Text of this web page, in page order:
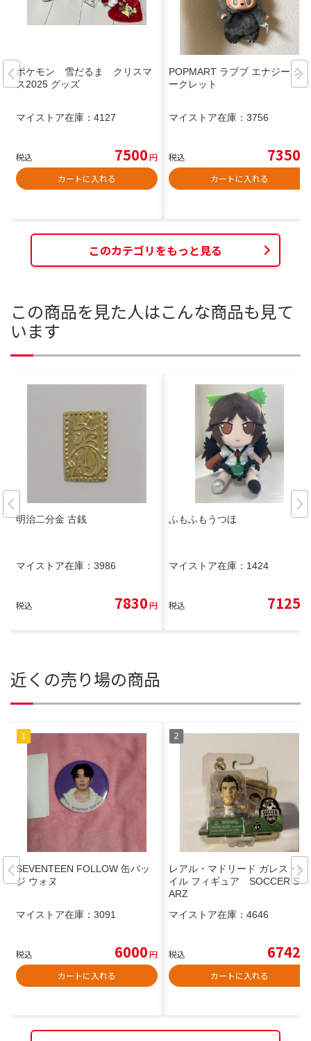
ポケモン 雪だるま クリスマ
ス2025 グッズ
マイストア在庫： 4127
税込 7500円
カートに入れる
POPMART ラブブ エナジー シ
ークレット
マイストア在庫： 3756
税込 7350
カートに入れる
このカテゴリをもっと見る
この商品を見た人はこんな商品も見て
います
明治二分金 古銭
マイストア在庫： 3986
税込 7830円
ふもふもうつほ
マイストア在庫： 1424
税込 7125
近くの売り場の商品
SEVENTEEN FOLLOW 缶バッ
ジ ウォヌ
マイストア在庫： 3091
税込 6000円
カートに入れる
レアル・マドリード ガレス・ベ
イル フィギュア SOCCER ST
ARZ
マイストア在庫： 4646
税込 6742
カートに入れる